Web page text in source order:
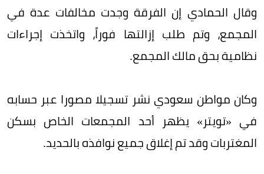
وقال الحمادي إن الفرقة وجدت مخالفات عدة في
المجمع، وتم طلب إزالتها فوراً، واتخذت إجراءات
نظامية بحق مالك المجمع.
وكان مواطن سعودي نشر تسجيلا مصورا عبر حسابه
في «تويتر» يظهر أحد المجمعات الخاص بسكن
المغتربات وقد تم إغلاق جميع نوافذه بالحديد.